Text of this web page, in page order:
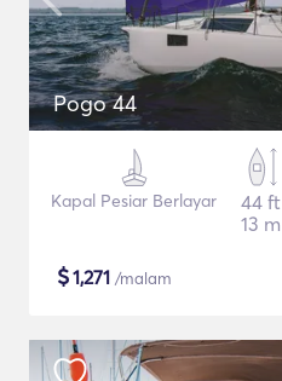
Pogo 44
Kapal Pesiar Berlayar
44 ft
13 m
$1,271 /malam